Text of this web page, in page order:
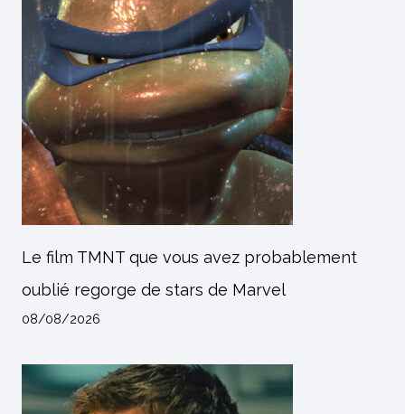
Le film TMNT que vous avez probablement
oublié regorge de stars de Marvel
08/08/2026